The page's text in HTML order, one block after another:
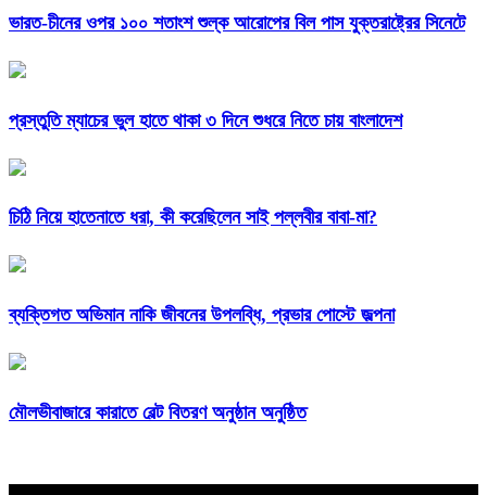
ভারত-চীনের ওপর ১০০ শতাংশ শুল্ক আরোপের বিল পাস যুক্তরাষ্ট্রের সিনেটে
প্রস্তুতি ম্যাচের ভুল হাতে থাকা ৩ দিনে শুধরে নিতে চায় বাংলাদেশ
চিঠি নিয়ে হাতেনাতে ধরা, কী করেছিলেন সাই পল্লবীর বাবা-মা?
ব্যক্তিগত অভিমান নাকি জীবনের উপলব্ধি, প্রভার পোস্টে জল্পনা
মৌলভীবাজারে কারাতে বেল্ট বিতরণ অনুষ্ঠান অনুষ্ঠিত